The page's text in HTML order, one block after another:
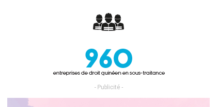
- Publicité -